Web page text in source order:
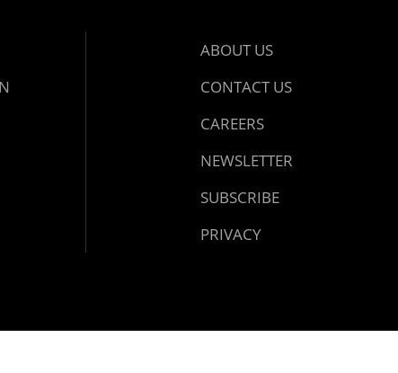
ABOUT US
CONTACT US
CAREERS
NEWSLETTER
SUBSCRIBE
PRIVACY